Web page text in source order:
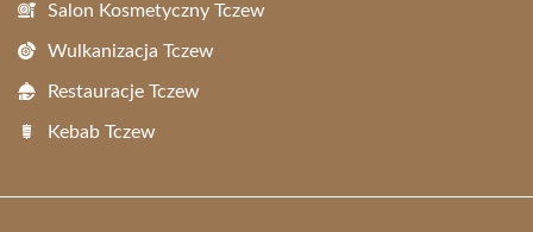
Salon Kosmetyczny Tczew
Wulkanizacja Tczew
Restauracje Tczew
Kebab Tczew